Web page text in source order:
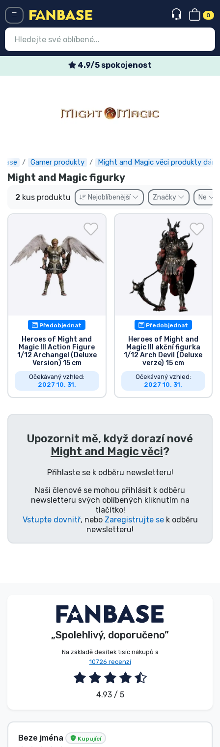
0
4.9/5 spokojenost
Gamer produkty Might and Magic věci produkty
Might and Magic figurky
2 kus produktu Nejoblíbenější Značky Ne
Předobjednat
Heroes of Might and
Magic III Action Figure
1/12 Archangel (Deluxe
Version) 15 cm
Očekávaný vzhled:
2027 10. 31.
Předobjednat
Heroes of Might and
Magic III akční figurka
1/12 Arch Devil (Deluxe
verze) 15 cm
Očekávaný vzhled:
2027 10. 31.
Upozornit mě, když dorazí nové
Might and Magic věci?
Přihlaste se k odběru newsletteru!
Naši členové se mohou přihlásit k odběru
newsletteru svých oblíbených kliknutím na
tlačítko!
Vstupte dovnitř, nebo Zaregistrujte sek odběru
newsletteru!
„Spolehlivý, doporučeno”
Na základě desítek tisíc nákupů a
10726 recenzí
4.93 / 5
Beze jména Kupující
Nejnovější věci
Expresní doručení
Předobjednat
Outlet produkty
Doprava a platba
Seriálové věci
Filmové věci
Anime věci
Hráčské věci
Sportovní věci
Typy produktů